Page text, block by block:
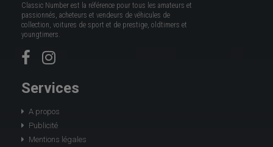
Classic Number est la référence pour tous les amateurs et
passionnés, acheteurs et vendeurs de véhicules de
collection, voitures de sport et de prestige, oldtimers et
youngtimers.
Services
A propos
Publicité
Mentions légales